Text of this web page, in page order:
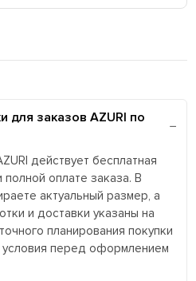
для заказов AZURI по
действует бесплатная
оплате заказа. В
актуальный размер, а
и доставки указаны на
планирования покупки
перед оформлением